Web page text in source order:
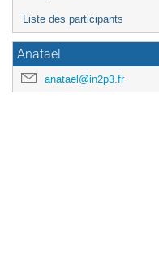
Liste des participants
Anatael
anatael@in2p3.fr